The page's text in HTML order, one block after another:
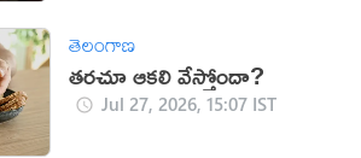
తెలంగాణ
తరచూ ఆకలి వేస్తోందా?
Jul 27, 2026, 15:07 IST